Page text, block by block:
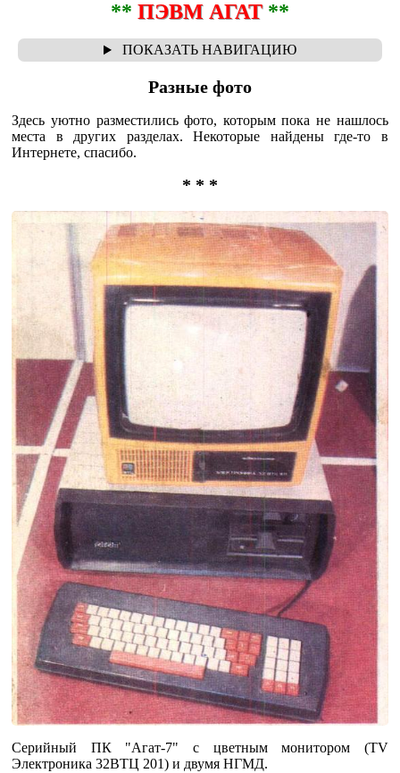
** ПЭВМ АГАТ**
Разные фото
Здесь уютно разместились фото, которым пока не нашлось
места в других разделах. Некоторые найдены где-то в
Интернете, спасибо.
* * *
Серийный ПК "Агат-7" с цветным монитором (TV
Электроника 32ВТЦ 201) и двумя НГМД.